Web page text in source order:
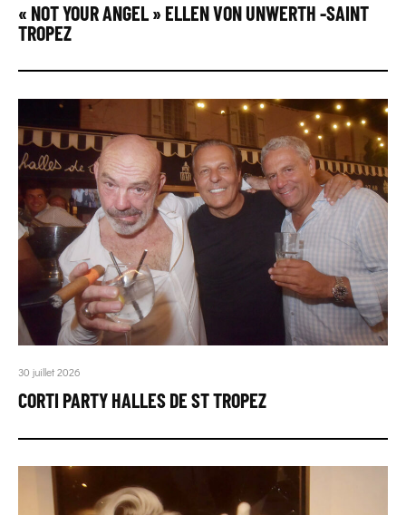
« NOT YOUR ANGEL » ELLEN VON UNWERTH -SAINT
TROPEZ
30 juillet 2026
CORTI PARTY HALLES DE ST TROPEZ